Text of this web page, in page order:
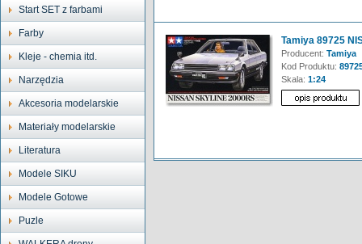
Start SET z farbami
Farby
Kleje - chemia itd.
Narzędzia
Akcesoria modelarskie
Materiały modelarskie
Literatura
Modele SIKU
Modele Gotowe
Puzle
Tamiya 89725
Producent: Tamiya
Kod Produktu:
Skala: 1:24